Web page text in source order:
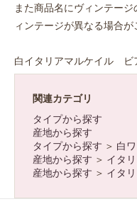
また商品名にヴィンテー
ィンテージが異なる場合が
白イタリアマルケイル ビ
関連カテゴリ
タイプから探す
産地から探す
タイプから探す ＞ 白
産地から探す ＞ イタ
産地から探す ＞ イタ